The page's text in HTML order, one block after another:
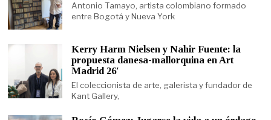
Antonio Tamayo, artista colombiano formado
entre Bogotá y Nueva York
Kerry Harm Nielsen y Nahir Fuente: la
propuesta danesa-mallorquina en Art
Madrid 26′
El coleccionista de arte, galerista y fundador de
Kant Gallery,